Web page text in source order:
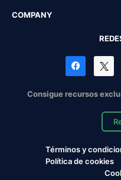
COMPANY
Consigue recursos
Términos y
Política de cookies